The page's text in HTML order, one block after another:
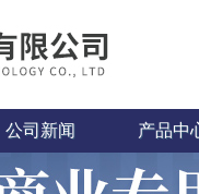
公司新闻 产品中